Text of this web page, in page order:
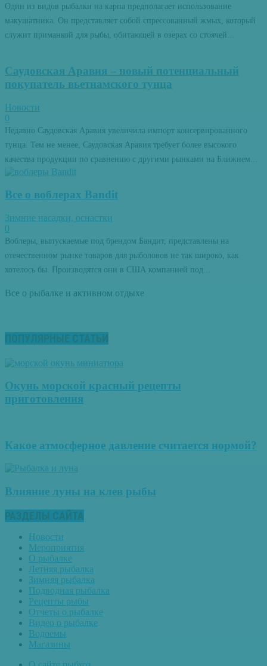
Один из видов рыбалки на карпа предполагает использование
макушатника. Он представляет собой спрессованный жмых, который
служит приманкой для рыбы, обитающей в озерах со стоячей...
Саудовская Аравия – новый потенциальный
покупатель вьетнамского тунца
Новости
0
Недавно Саудовская Аравия увеличила импорт консервированного
тунца. Тем не менее, Саудовская Аравия требует более высокого
качества продукции по сравнению с другими рынками на Ближнем...
Все о воблерах Bandit
Зимние насадки, оснастки
0
Воблеры, выпускаемые под брендом Бандит, представлены на
отечественном рынке товаров для рыболовов не так широко, как
хотелось бы. Производятся они в США компанией под...
Все о рыбалке и активном отдыхе
ПОПУЛЯРНЫЕ СТАТЬИ
Окунь морской красный рецепты
приготовления
Какое атмосферное давление считается нормой?
Влияние луны на клев рыбы
РАЗДЕЛЫ САЙТА
Новости
Мероприятия
О рыбалке
Летняя рыбалка
Зимняя рыбалка
Подводная рыбалка
Рецепты рыбы
Отчеты о рыбалке
Видео о рыбалке
Водоемы
Магазины